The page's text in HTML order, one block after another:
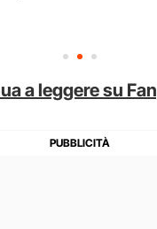
a leggere su